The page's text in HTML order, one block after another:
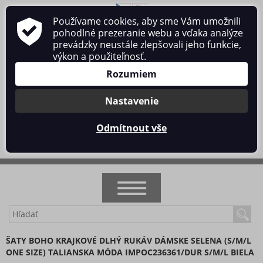
O nás Obchodné podmienky
Ochrana osobných údajov
Kontakt
Prihlásiť sa/Registrácia
NOVINKY
AKCIA
ŠATY BOHO KRAJKOVÉ DLHÝ RUKÁV DÁMSKE SELENA (S/M/L
ONE SIZE) TALIANSKA MÓDA IMPOC236361/DUR S/M/L BIELA
Používame cookies, aby sme Vám umožnili
pohodlné prezeranie webu a vďaka analýze
prevádzky neustále zlepšovali jeho funkcie,
výkon a použiteľnosť.
Rozumiem
Nastavenie
Odmítnout vše